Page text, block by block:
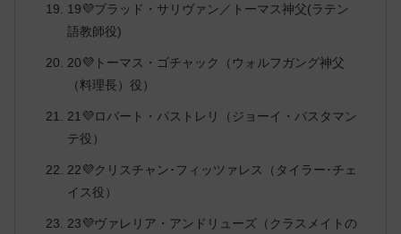
19💜ブラッド・サリヴァン／トーマス神父(ラテン
語教師役)
20💜トーマス・ゴチャック（ウォルフガング神父
（料理長）役）
21💜ロバート・パストレリ（ジョーイ・バスタマン
テ役）
22💜クリスチャン･フィッツァレス（タイラー･チェ
イス役）
23💜ヴァレリア・アンドリューズ（クラスメイトの